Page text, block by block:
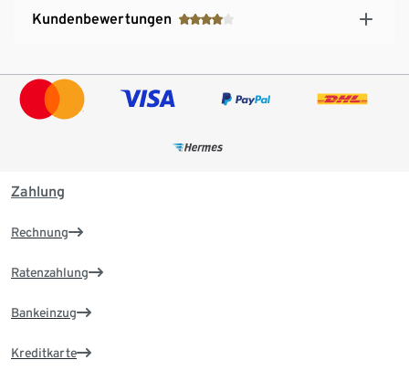
Kundenbewertungen
Zahlung
Rechnung
Ratenzahlung
Bankeinzug
Kreditkarte